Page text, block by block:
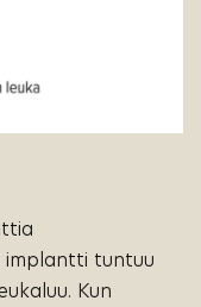
tuntuu
Kun